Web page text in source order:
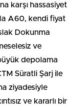
karşı hassasiyet
A60, kendi fiyat
Dokunma
ve
depolama
Süratli Şarj ile
ziyadesiyle
ve kararlı bir